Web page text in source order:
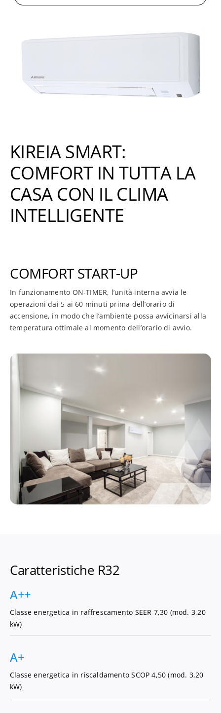
KIREIA SMART:
COMFORT IN TUTTA LA
CASA CON IL CLIMA
INTELLIGENTE
COMFORT START-UP
In funzionamento ON-TIMER, l’unità interna avvia le
operazioni dai 5 ai 60 minuti prima dell’orario di
accensione, in modo che l’ambiente possa avvicinarsi alla
temperatura ottimale al momento dell’orario di avvio.
Caratteristiche R32
A++
Classe energetica in raffrescamento SEER 7,30 (mod. 3,20
kW)
A+
Classe energetica in riscaldamento SCOP 4,50 (mod. 3,20
kW)